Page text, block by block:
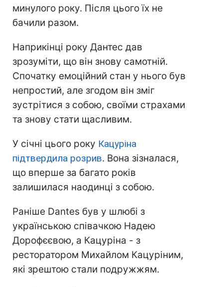
минулого року. Після цього їх не
бачили разом.
Наприкінці року Дантес дав
зрозуміти, що він знову самотній.
Спочатку емоційний стан у нього був
непростий, але згодом він зміг
зустрітися з собою, своїми страхами
та знову стати щасливим.
У січні цього року Кацуріна
підтвердила розрив. Вона зізналася,
що вперше за багато років
залишилася наодинці з собою.
Раніше Dantes був у шлюбі з
українською співачкою Надею
Дорофєєвою, а Кацуріна - з
ресторатором Михайлом Кацуріним,
які зрештою стали подружжям.